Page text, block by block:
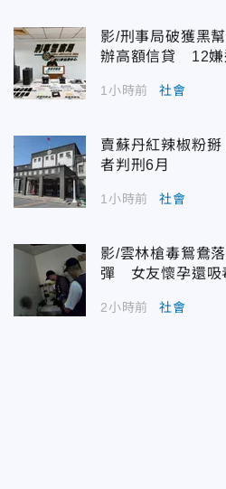
影/刑事局破獲黑
辦高額信貸 12嫌
1小時前 社會
賣蘇丹紅辣椒粉
者判刑6月
1小時前 社會
影/雲林槍毒鴛鴦
彈 女友懷孕還吸
2小時前 社會